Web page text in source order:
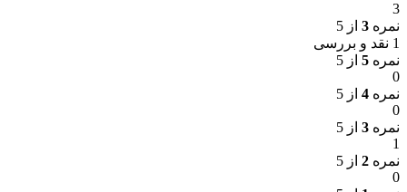
3
نمره 3 از 5
1 نقد و بررسی
نمره 5 از 5
0
نمره 4 از 5
0
نمره 3 از 5
1
نمره 2 از 5
0